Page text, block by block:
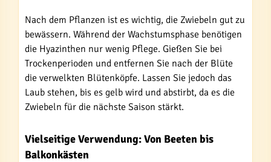
Nach dem Pflanzen ist es wichtig, die Zwiebeln gut zu
bewässern. Während der Wachstumsphase benötigen
die Hyazinthen nur wenig Pflege. Gießen Sie bei
Trockenperioden und entfernen Sie nach der Blüte
die verwelkten Blütenköpfe. Lassen Sie jedoch das
Laub stehen, bis es gelb wird und abstirbt, da es die
Zwiebeln für die nächste Saison stärkt.
Vielseitige Verwendung: Von Beeten bis
Balkonkästen